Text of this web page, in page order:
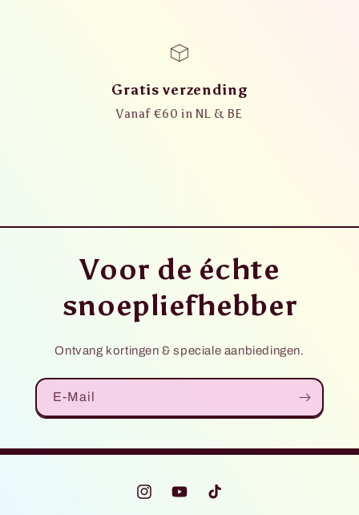
Gratis verzending
Vanaf €60 in NL & BE
Voor de échte
snoepliefhebber
Ontvang kortingen & speciale aanbiedingen.
E-Mail
InstagramYouTubeTikTok